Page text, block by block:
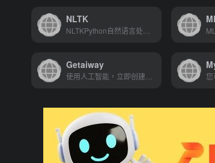
NLTK
Getaiway